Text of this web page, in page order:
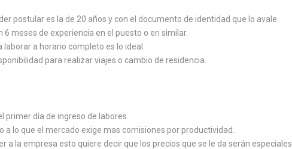
postular es la de 20 años y con el documento de identidad que lo avale.
meses de experiencia en el puesto o en similar.
a horario completo es lo ideal.
para realizar viajes o cambio de residencia.
primer día de ingreso de labores.
a lo que el mercado exige mas comisiones por productividad.
a la empresa esto quiere decir que los precios que se le da serán especiales.